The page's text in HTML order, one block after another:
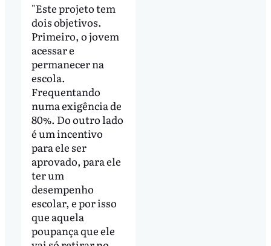
"Este projeto tem
dois objetivos.
Primeiro, o jovem
acessar e
permanecer na
escola.
Frequentando
numa exigência de
80%. Do outro lado
é um incentivo
para ele ser
aprovado, para ele
ter um
desempenho
escolar, e por isso
que aquela
poupança que ele